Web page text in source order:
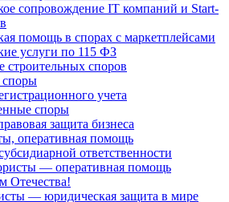
сопровождение IT компаний и Start-
помощь в спорах с маркетплейсами
услуги по 115 ФЗ
строительных споров
споры
учета
споры
защита бизнеса
оперативная помощь
ответственности
— оперативная помощь
Отечества!
— юридическая защита в мире